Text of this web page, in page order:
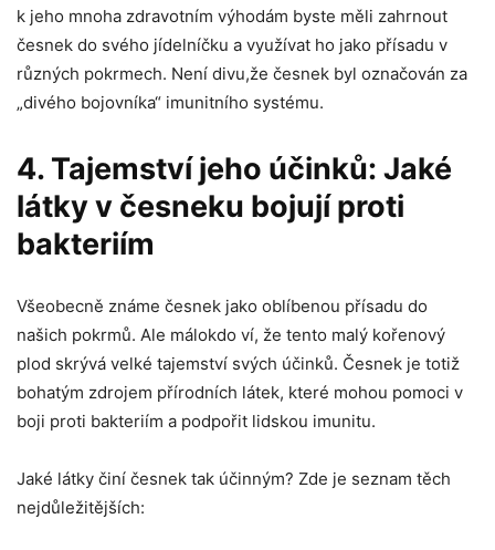
k‌ jeho mnoha zdravotním výhodám byste měli​ zahrnout⁤
česnek do svého ‍jídelníčku ‌a⁣ využívat ho jako přísadu v‍
různých pokrmech. ​Není divu,že česnek byl označován za
„divého bojovníka“ ⁢imunitního systému.
4. Tajemství jeho‌ účinků: Jaké
látky v česneku bojují⁢ proti
bakteriím
Všeobecně ⁢známe‍ česnek jako​ oblíbenou přísadu do
našich pokrmů.⁤ Ale ​málokdo ví, že ‌tento malý kořenový
plod skrývá​ velké tajemství svých účinků. Česnek⁣ je totiž
bohatým zdrojem přírodních látek, které mohou pomoci v
boji proti bakteriím a podpořit ​lidskou imunitu.
Jaké látky‌ činí česnek tak účinným? Zde je seznam těch
nejdůležitějších: